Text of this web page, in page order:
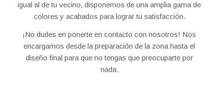
igual al de tu vecino, disponemos de una amplia gama de
colores y acabados para lograr tu satisfacción.
¡No dudes en ponerte en contacto con nosotros! Nos
encargamos desde la preparación de la zona hasta el
diseño final para que no tengas que preocuparte por
nada.